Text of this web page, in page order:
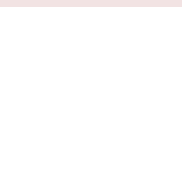
Aller